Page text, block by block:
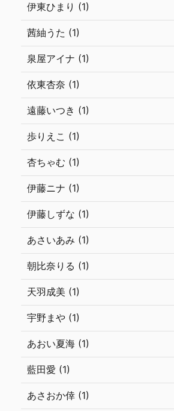
伊東ひまり (1)
茜紬うた (1)
泉屋アイナ (1)
依東杏奈 (1)
遠藤いつき (1)
歩りえこ (1)
杏ちゃむ (1)
伊藤ニナ (1)
伊藤しずな (1)
あさいあみ (1)
朝比奈りる (1)
天羽成美 (1)
宇野まや (1)
あおい夏海 (1)
藍田愛 (1)
あさおか倖 (1)